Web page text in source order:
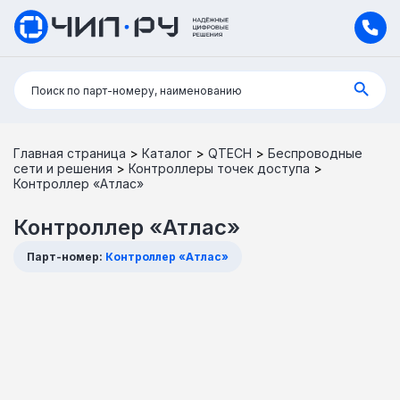
Поиск:
Поиск по парт-номеру, наименованию
Главная страница > Каталог > QTECH > Беспроводные
сети и решения > Контроллеры точек доступа >
Контроллер «Атлас»
Контроллер «Атлас»
Парт-номер: Контроллер «Атлас»